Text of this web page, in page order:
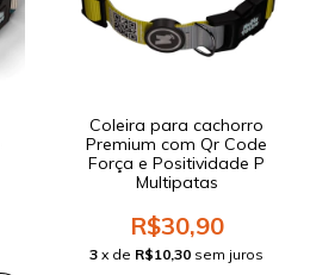
Coleira para cachorro
Premium com Qr Code
Força e Positividade P
Multipatas
R$30,90
3 x de R$10,30 sem juros